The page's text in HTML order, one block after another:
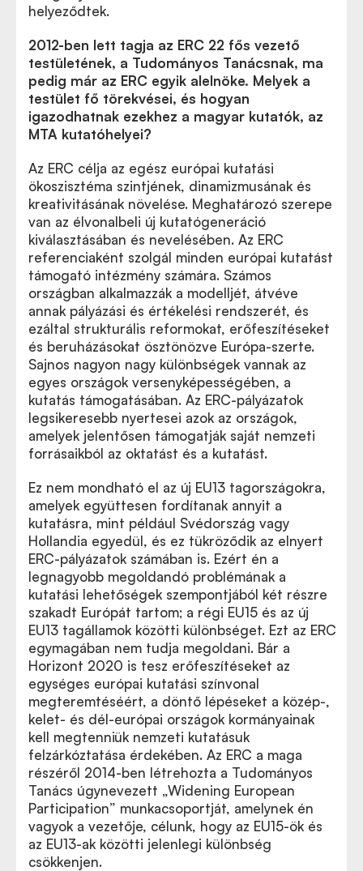
helyeződtek.
2012-ben lett tagja az ERC 22 fős vezető
testületének, a Tudományos Tanácsnak, ma
pedig már az ERC egyik alelnöke. Melyek a
testület fő törekvései, és hogyan
igazodhatnak ezekhez a magyar kutatók, az
MTA kutatóhelyei?
Az ERC célja az egész európai kutatási
ökoszisztéma szintjének, dinamizmusának és
kreativitásának növelése. Meghatározó szerepe
van az élvonalbeli új kutatógeneráció
kiválasztásában és nevelésében. Az ERC
referenciaként szolgál minden európai kutatást
támogató intézmény számára. Számos
országban alkalmazzák a modelljét, átvéve
annak pályázási és értékelési rendszerét, és
ezáltal strukturális reformokat, erőfeszítéseket
és beruházásokat ösztönözve Európa-szerte.
Sajnos nagyon nagy különbségek vannak az
egyes országok versenyképességében, a
kutatás támogatásában. Az ERC-pályázatok
legsikeresebb nyertesei azok az országok,
amelyek jelentősen támogatják saját nemzeti
forrásaikból az oktatást és a kutatást.
Ez nem mondható el az új EU13 tagországokra,
amelyek együttesen fordítanak annyit a
kutatásra, mint például Svédország vagy
Hollandia egyedül, és ez tükröződik az elnyert
ERC-pályázatok számában is. Ezért én a
legnagyobb megoldandó problémának a
kutatási lehetőségek szempontjából két részre
szakadt Európát tartom; a régi EU15 és az új
EU13 tagállamok közötti különbséget. Ezt az ERC
egymagában nem tudja megoldani. Bár a
Horizont 2020 is tesz erőfeszítéseket az
egységes európai kutatási színvonal
megteremtéséért, a döntő lépéseket a közép-,
kelet- és dél-európai országok kormányainak
kell megtenniük nemzeti kutatásuk
felzárkóztatása érdekében. Az ERC a maga
részéről 2014-ben létrehozta a Tudományos
Tanács úgynevezett „Widening European
Participation” munkacsoportját, amelynek én
vagyok a vezetője, célunk, hogy az EU15-ök és
az EU13-ak közötti jelenlegi különbség
csökkenjen.